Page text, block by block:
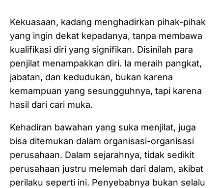
Kekuasaan, kadang menghadirkan pihak-pihak
yang ingin dekat kepadanya, tanpa membawa
kualifikasi diri yang signifikan. Disinilah para
penjilat menampakkan diri. Ia meraih pangkat,
jabatan, dan kedudukan, bukan karena
kemampuan yang sesungguhnya, tapi karena
hasil dari cari muka.
Kehadiran bawahan yang suka menjilat, juga
bisa ditemukan dalam organisasi-organisasi
perusahaan. Dalam sejarahnya, tidak sedikit
perusahaan justru melemah dari dalam, akibat
perilaku seperti ini. Penyebabnya bukan selalu